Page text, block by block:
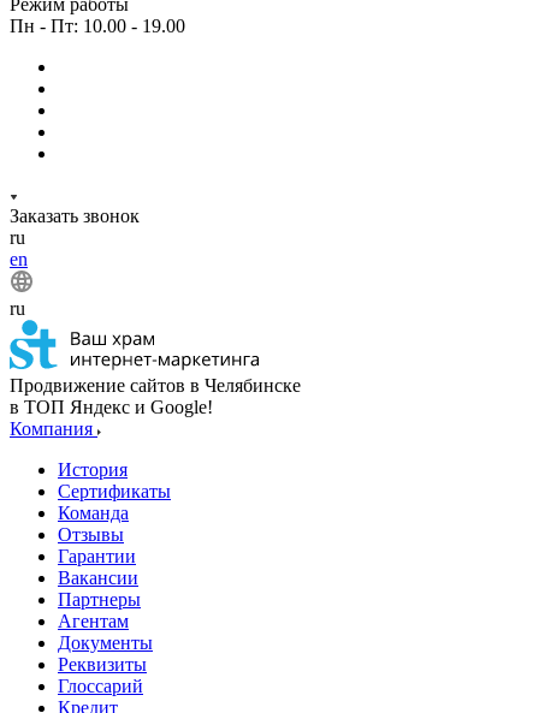
Режим работы
Пн - Пт: 10.00 - 19.00
Заказать звонок
ru
en
ru
Продвижение сайтов в Челябинске
в ТОП Яндекс и Google!
Компания
История
Сертификаты
Команда
Отзывы
Гарантии
Вакансии
Партнеры
Агентам
Документы
Реквизиты
Глоссарий
Кредит